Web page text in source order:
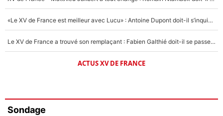
«Le XV de France est meilleur avec Lucu» : Antoine Dupont doit-il s’inquiéter pour sa place ?
Le XV de France a trouvé son remplaçant : Fabien Galthié doit-il se passer d'Antoine Dupont ?
ACTUS XV DE FRANCE
Sondage